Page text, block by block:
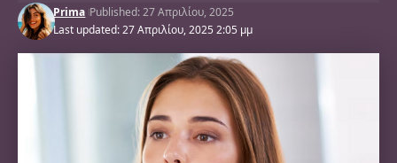
Last updated: 27 Απριλίου, 2025 2:05 μμ
Prima Published: 27 Απριλίου, 2025